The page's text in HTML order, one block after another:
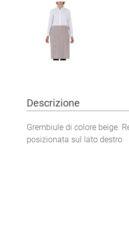
Descrizione
Grembiule di colore beige.
posizionata sul lato destro